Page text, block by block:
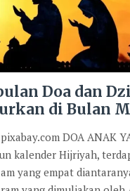
Doa dan
di Bulan
DOA ANAK
kalender Hijriyah,
yang empat